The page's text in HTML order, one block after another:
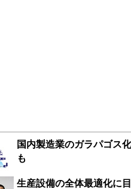
国内製造業のガラパゴス
も
生産設備の全体最適化に